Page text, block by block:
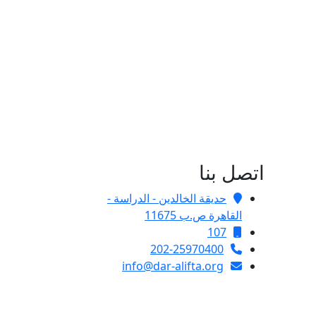
اتصل بنا
حديقة الخالدين - الدراسة -
القاهرة ص.ب 11675
107
202-25970400
info@dar-alifta.org